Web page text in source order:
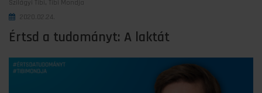
Szilágyi Tibi, Tibi Mondja
2020.02.24.
Értsd a tudományt: A laktát